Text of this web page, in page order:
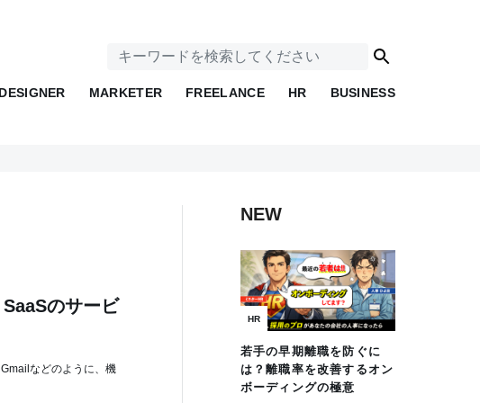
DESIGNER MARKETER FREELANCE HR BUSINESS
のサービ
などのように、機
NEW
HR
若手の早期離職を防ぐに
は？離職率を改善するオン
ボーディングの極意